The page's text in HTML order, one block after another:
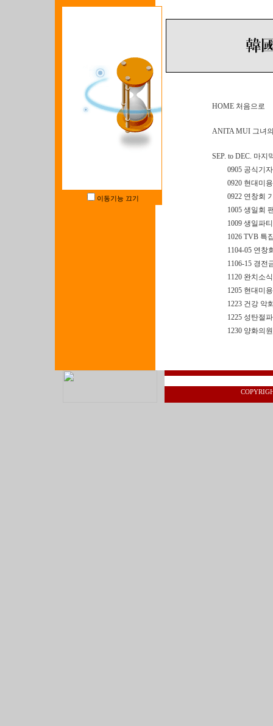
이동기능 끄기
HOME 처음으로
ANITA MUI 그녀
SEP. to DEC. 마지
0905 공식기
0920 현대미
0922 연창회
1005 생일회
1009 생일파티
1026 TVB 특
1104-05 연창
1106-15 경전
1120 완치소식
1205 현대미
1223 건강 악
1225 성탄절
1230 양화의원